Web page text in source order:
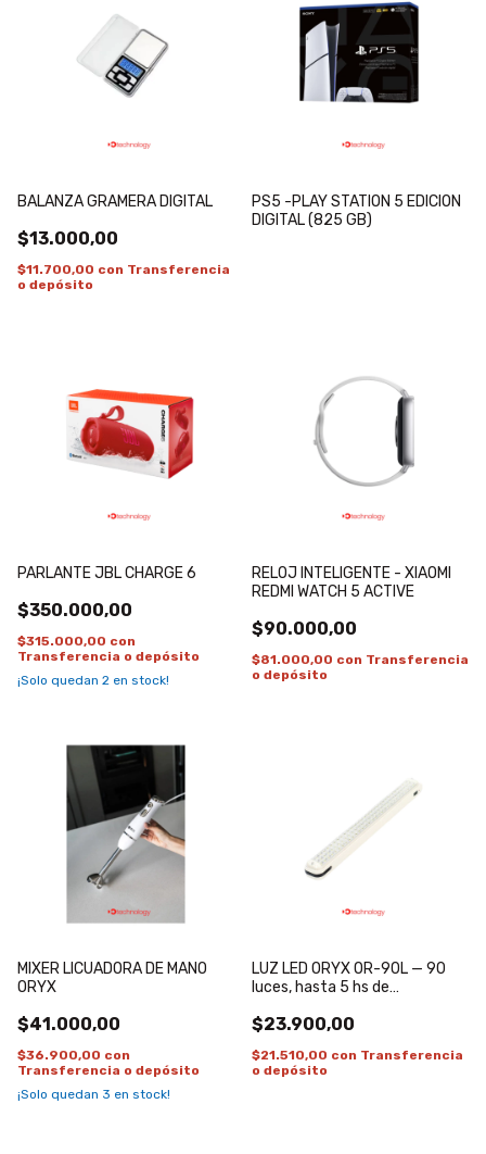
BALANZA GRAMERA DIGITAL
$13.000,00
$11.700,00 con Transferencia
o depósito
PS5 -PLAY STATION 5 EDICION
DIGITAL (825 GB)
PARLANTE JBL CHARGE 6
$350.000,00
$315.000,00 con
Transferencia o depósito
¡Solo quedan 2 en stock!
RELOJ INTELIGENTE - XIAOMI
REDMI WATCH 5 ACTIVE
$90.000,00
$81.000,00 con Transferencia
o depósito
MIXER LICUADORA DE MANO
ORYX
$41.000,00
$36.900,00 con
Transferencia o depósito
¡Solo quedan 3 en stock!
LUZ LED ORYX OR-90L — 90
luces, hasta 5 hs de
$23.900,00
$21.510,00 con Transferencia
o depósito